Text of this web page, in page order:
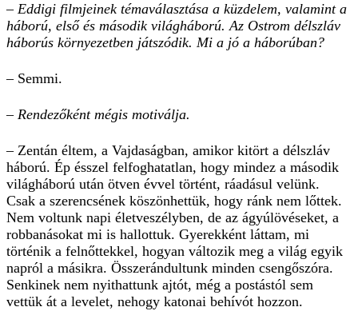
– Eddigi filmjeinek témaválasztása a küzdelem, valamint a
háború, első és második világháború. Az Ostrom délszláv
háborús környezetben játszódik. Mi a jó a háborúban?
– Semmi.
– Rendezőként mégis motiválja.
– Zentán éltem, a Vajdaságban, amikor kitört a délszláv
háború. Ép ésszel felfoghatatlan, hogy mindez a második
világháború után ötven évvel történt, ráadásul velünk.
Csak a szerencsének köszönhettük, hogy ránk nem lőttek.
Nem voltunk napi életveszélyben, de az ágyúlövéseket, a
robbanásokat mi is hallottuk. Gyerekként láttam, mi
történik a felnőttekkel, hogyan változik meg a világ egyik
napról a másikra. Összerándultunk minden csengőszóra.
Senkinek nem nyithattunk ajtót, még a postástól sem
vettük át a levelet, nehogy katonai behívót hozzon.